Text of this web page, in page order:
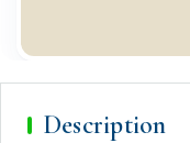
Description